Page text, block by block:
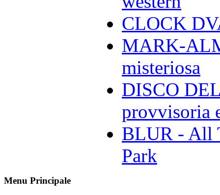
CLOCK
MARK-
misteriosa
DISCO
provvisoria
BLUR - All
Park
Menu Principale